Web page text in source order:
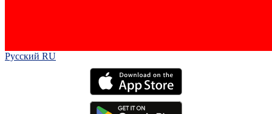
Русский RU‎